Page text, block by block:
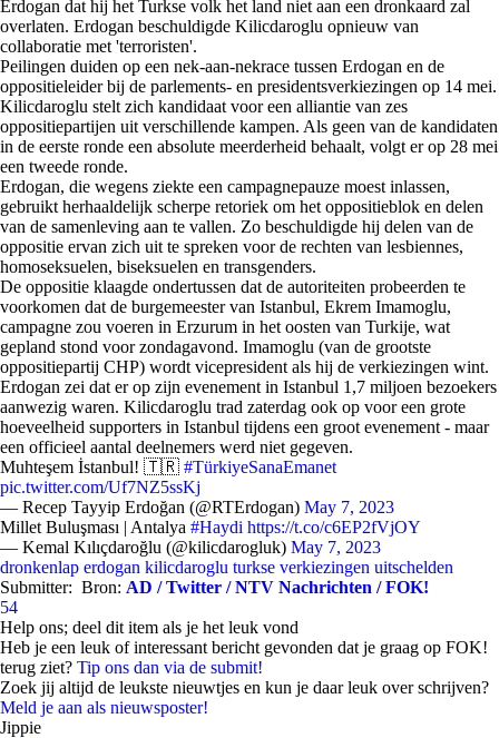
Erdogan dat hij het Turkse volk het land niet aan een dronkaard zal
overlaten. Erdogan beschuldigde Kilicdaroglu opnieuw van
collaboratie met 'terroristen'.
Peilingen duiden op een nek-aan-nekrace tussen Erdogan en de
oppositieleider bij de parlements- en presidentsverkiezingen op 14 mei.
Kilicdaroglu stelt zich kandidaat voor een alliantie van zes
oppositiepartijen uit verschillende kampen. Als geen van de kandidaten
in de eerste ronde een absolute meerderheid behaalt, volgt er op 28 mei
een tweede ronde.
Erdogan, die wegens ziekte een campagnepauze moest inlassen,
gebruikt herhaaldelijk scherpe retoriek om het oppositieblok en delen
van de samenleving aan te vallen. Zo beschuldigde hij delen van de
oppositie ervan zich uit te spreken voor de rechten van lesbiennes,
homoseksuelen, biseksuelen en transgenders.
De oppositie klaagde ondertussen dat de autoriteiten probeerden te
voorkomen dat de burgemeester van Istanbul, Ekrem Imamoglu,
campagne zou voeren in Erzurum in het oosten van Turkije, wat
gepland stond voor zondagavond. Imamoglu (van de grootste
oppositiepartij CHP) wordt vicepresident als hij de verkiezingen wint.
Erdogan zei dat er op zijn evenement in Istanbul 1,7 miljoen bezoekers
aanwezig waren. Kilicdaroglu trad zaterdag ook op voor een grote
hoeveelheid supporters in Istanbul tijdens een groot evenement - maar
een officieel aantal deelnemers werd niet gegeven.
Muhteşem İstanbul! 🇹🇷 #TürkiyeSanaEmanet
pic.twitter.com/Uf7NZ5ssKj
— Recep Tayyip Erdoğan (@RTErdogan) May 7, 2023
Millet Buluşması | Antalya #Haydi https://t.co/c6EP2fVjOY
— Kemal Kılıçdaroğlu (@kilicdarogluk) May 7, 2023
dronkenlap erdogan kilicdaroglu turkse verkiezingen uitschelden
Submitter: Bron: AD / Twitter / NTV Nachrichten / FOK!
54
Help ons; deel dit item als je het leuk vond
Heb je een leuk of interessant bericht gevonden dat je graag op FOK!
terug ziet? Tip ons dan via de submit!
Zoek jij altijd de leukste nieuwtjes en kun je daar leuk over schrijven?
Meld je aan als nieuwsposter!
Jippie